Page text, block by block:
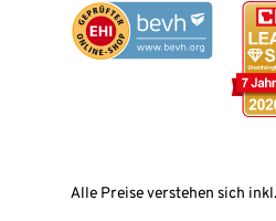
Alle Preise verstehen sich